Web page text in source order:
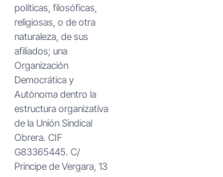
políticas, filosóficas,
religiosas, o de otra
naturaleza, de sus
afiliados; una
Organización
Democrática y
Autónoma dentro la
estructura organizativa
de la Unión Sindical
Obrera. CIF
G83365445. C/
Principe de Vergara, 13